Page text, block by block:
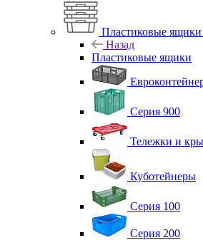
Пластиковые ящики
Назад
Пластиковые ящики
Серия 900
Тележки и
Куботейнеры
Серия 100
Серия 200